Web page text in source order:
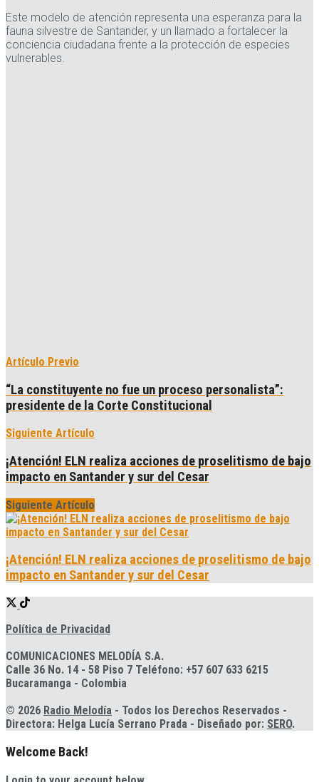
Este modelo de atención representa una esperanza para la
fauna silvestre de Santander, y un llamado a fortalecer la
conciencia ciudadana frente a la protección de especies
vulnerables.
Artículo Previo
“La constituyente no fue un proceso personalista”:
presidente de la Corte Constitucional
Siguiente Artículo
¡Atención! ELN realiza acciones de proselitismo de bajo
impacto en Santander y sur del Cesar
Siguiente Artículo
¡Atención! ELN realiza acciones de proselitismo de bajo
impacto en Santander y sur del Cesar
Política de Privacidad
COMUNICACIONES MELODÍA S.A.
Calle 36 No. 14 - 58 Piso 7 Teléfono: +57 607 633 6215
Bucaramanga - Colombia
© 2026 Radio Melodía - Todos los Derechos Reservados -
Directora: Helga Lucía Serrano Prada - Diseñado por: SERO.
Welcome Back!